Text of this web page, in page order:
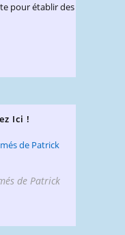
pour établir des
Ici !
de Patrick